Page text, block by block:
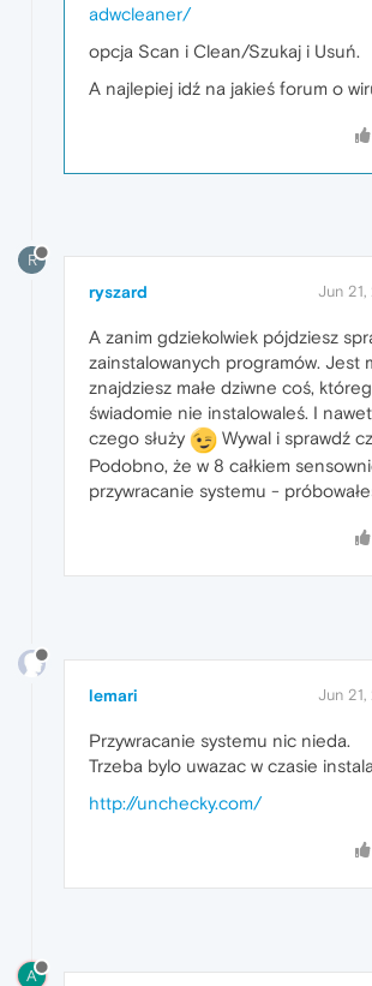
adwcleaner/
opcja Scan i Clean/Szukaj i Usuń.
A najlepiej idź na jakieś forum o
R
ryszard Jun
A zanim gdziekolwiek pójdziesz
zainstalowanych programów. Jest
znajdziesz małe dziwne coś,
świadomie nie instalowaleś. I
czego służy
Wywal i sprawdź
Podobno, że w 8 całkiem
przywracanie systemu -
lemari Jun
Przywracanie systemu nic nieda.
Trzeba bylo uwazac w czasie
http://unchecky.com/
A